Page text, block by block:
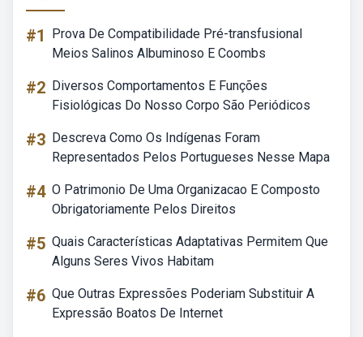
#1
Prova De Compatibilidade Pré-transfusional
Meios Salinos Albuminoso E Coombs
#2 Diversos Comportamentos E Funções
Fisiológicas Do Nosso Corpo São Periódicos
#3 Descreva Como Os Indígenas Foram
Representados Pelos Portugueses Nesse Mapa
#4 O Patrimonio De Uma Organizacao E Composto
Obrigatoriamente Pelos Direitos
#5 Quais Características Adaptativas Permitem Que
Alguns Seres Vivos Habitam
#6 Que Outras Expressões Poderiam Substituir A
Expressão Boatos De Internet